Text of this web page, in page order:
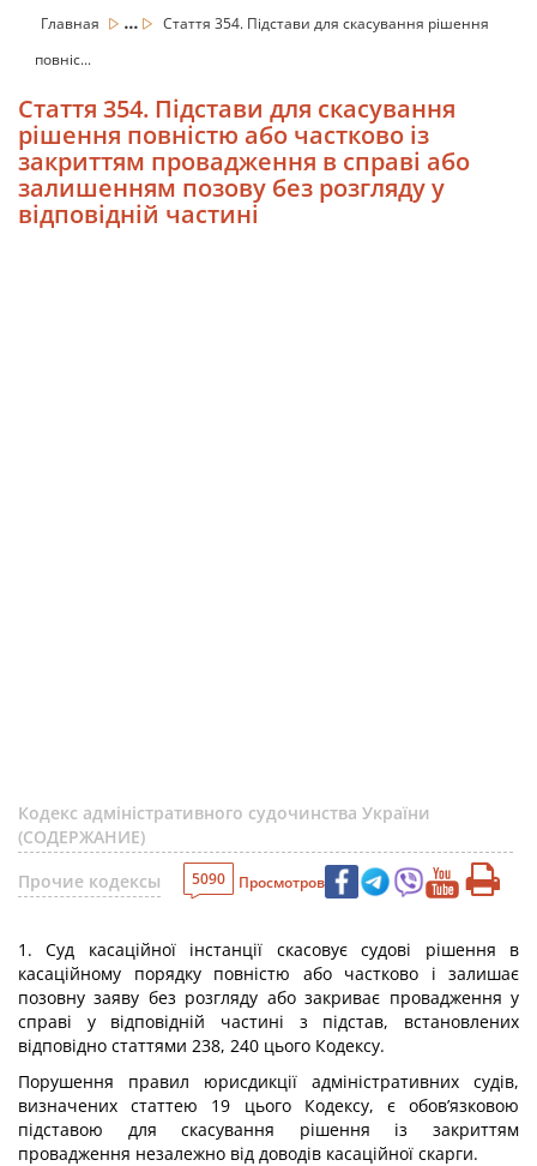
Главная ...
Стаття 354. Підстави для скасування рішення
повніс...
Стаття 354. Підстави для скасування
рішення повністю або частково із
закриттям провадження в справі або
залишенням позову без розгляду у
відповідній частині
Кодекс адміністративного судочинства України
(СОДЕРЖАНИЕ)
Прочие кодексы
5090 Просмотров
1. Суд касаційної інстанції скасовує судові рішення в
касаційному порядку повністю або частково і залишає
позовну заяву без розгляду або закриває провадження у
справі у відповідній частині з підстав, встановлених
відповідно статтями 238, 240 цього Кодексу.
Порушення правил юрисдикції адміністративних судів,
визначених статтею 19 цього Кодексу, є обов’язковою
підставою для скасування рішення із закриттям
провадження незалежно від доводів касаційної скарги.